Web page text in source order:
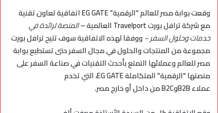
وقعت بوابة مصر للعالم “الرقمية” EG GATE اتفاقية تعاون تقنية
مع شركة ترافل بورت Travelport العالمية –
المنصة لرائدة في
خدمات وحلول السفر – ووفقا لهذه الاتفاقية سوف تتيح ترافل بورت
مجموعة من المنتجات والحلول في مجال السفر حتى تستطيع بوابة
مصر للعالم وعملائها التمتع بأحدث التقنيات في صناعة السفر على
منصتها “الرقمية” المتكاملة EG GATE، التي تخدم
عملاء B2BوB2C من داخل أو خارج مصر.